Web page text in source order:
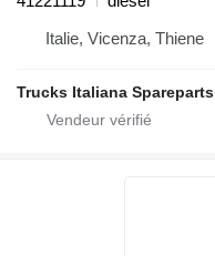
Italie, Vicenza, Thiene
Trucks Italiana Spareparts